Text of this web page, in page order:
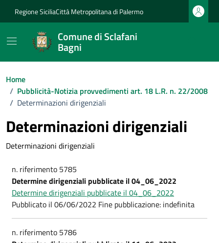
Regione SiciliaCittà Metropolitana di Palermo
Comune di Sclafani
Bagni
Home
/ Pubblicità-Notizia provvedimenti art. 18 L.R. n. 22/2008
/ Determinazioni dirigenziali
Determinazioni dirigenziali
Determinazioni dirigenziali
n. riferimento 5785
Determine dirigenziali pubblicate il 04_06_2022
Determine dirigenziali pubblicate il 04_06_2022
Pubblicato il 06/06/2022 Fine pubblicazione: indefinita
n. riferimento 5786